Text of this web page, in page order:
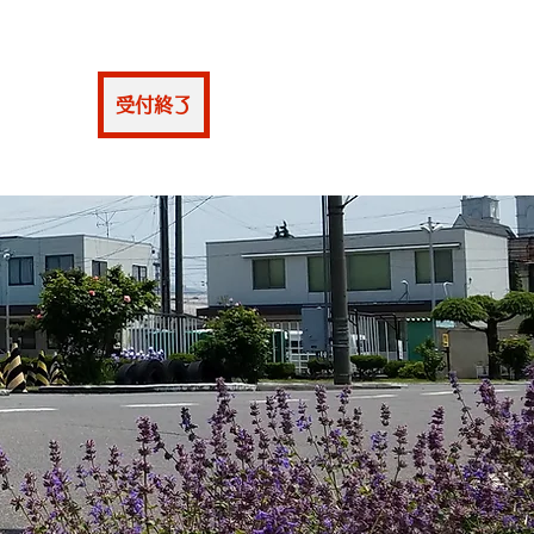
仮申込
受付終了